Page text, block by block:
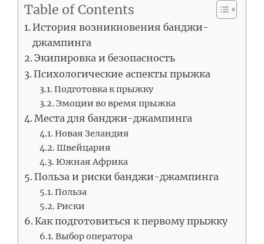
Table of Contents
История возникновения банджи-
джампинга
Экипировка и безопасность
Психологические аспекты прыжка
Подготовка к прыжку
Эмоции во время прыжка
Места для банджи-джампинга
Новая Зеландия
Швейцария
Южная Африка
Польза и риски банджи-джампинга
Польза
Риски
Как подготовиться к первому прыжку
Выбор оператора